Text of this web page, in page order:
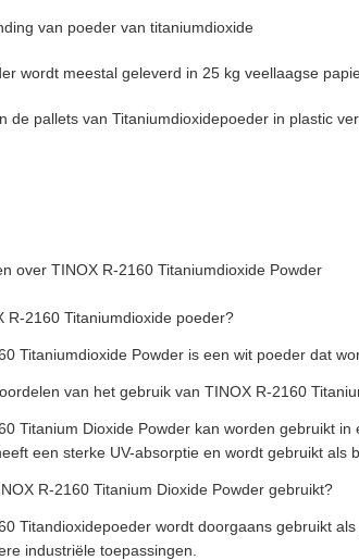
van poeder van titaniumdioxide
wordt meestal geleverd in 25 kg veellaagse
de pallets van Titaniumdioxidepoeder in plastic
over TINOX R-2160 Titaniumdioxide Powder
R-2160 Titaniumdioxide poeder?
Titaniumdioxide Powder is een wit poeder dat
van het gebruik van TINOX R-2160
Titanium Dioxide Powder kan worden gebruikt
een sterke UV-absorptie en wordt gebruikt als
R-2160 Titanium Dioxide Powder gebruikt?
Titandioxidepoeder wordt doorgaans gebruikt
industriële toepassingen.